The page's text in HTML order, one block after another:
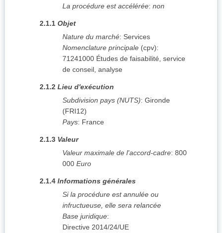
La procédure est accélérée: non
2.1.1 Objet
Nature du marché: Services
Nomenclature principale (cpv):
71241000 Études de faisabilité, service
de conseil, analyse
2.1.2 Lieu d'exécution
Subdivision pays (NUTS): Gironde
(FRI12)
Pays: France
2.1.3 Valeur
Valeur maximale de l'accord-cadre: 800
000 Euro
2.1.4 Informations générales
Si la procédure est annulée ou
infructueuse, elle sera relancée
Base juridique:
Directive 2014/24/UE